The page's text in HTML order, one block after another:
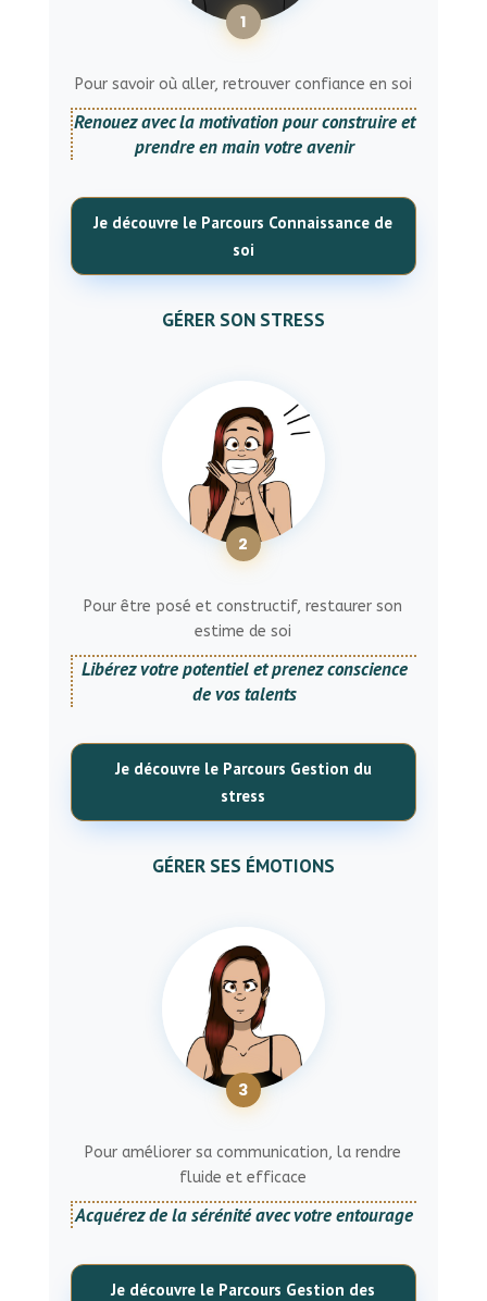
1
Pour savoir où aller, retrouver confiance en soi
Renouez avec la motivation pour construire et
prendre en main votre avenir
Je découvre le Parcours Connaissance de
soi
GÉRER SON STRESS
2
Pour être posé et constructif, restaurer son
estime de soi
Libérez votre potentiel et prenez conscience
de vos talents
Je découvre le Parcours Gestion du
stress
GÉRER SES ÉMOTIONS
3
Pour améliorer sa communication, la rendre
fluide et efficace
Acquérez de la sérénité avec votre entourage
Je découvre le Parcours Gestion des